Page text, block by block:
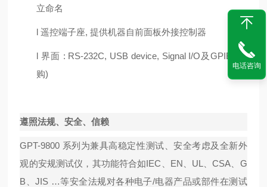
立命名
l遥控端子座, 提供机器自前面板外接控制器
l界面 : RS-232C, USB device, Signal I/O及GPIB (选
购)
遵照法规、安全、信赖
GPT-9800 系列为兼具高稳定性测试、安全考虑及全新外
观的安规测试仪，其功能符合如IEC、EN、UL、CSA、G
B、JIS …等安全法规对各种电子/电器产品或部件在测试
电话咨询